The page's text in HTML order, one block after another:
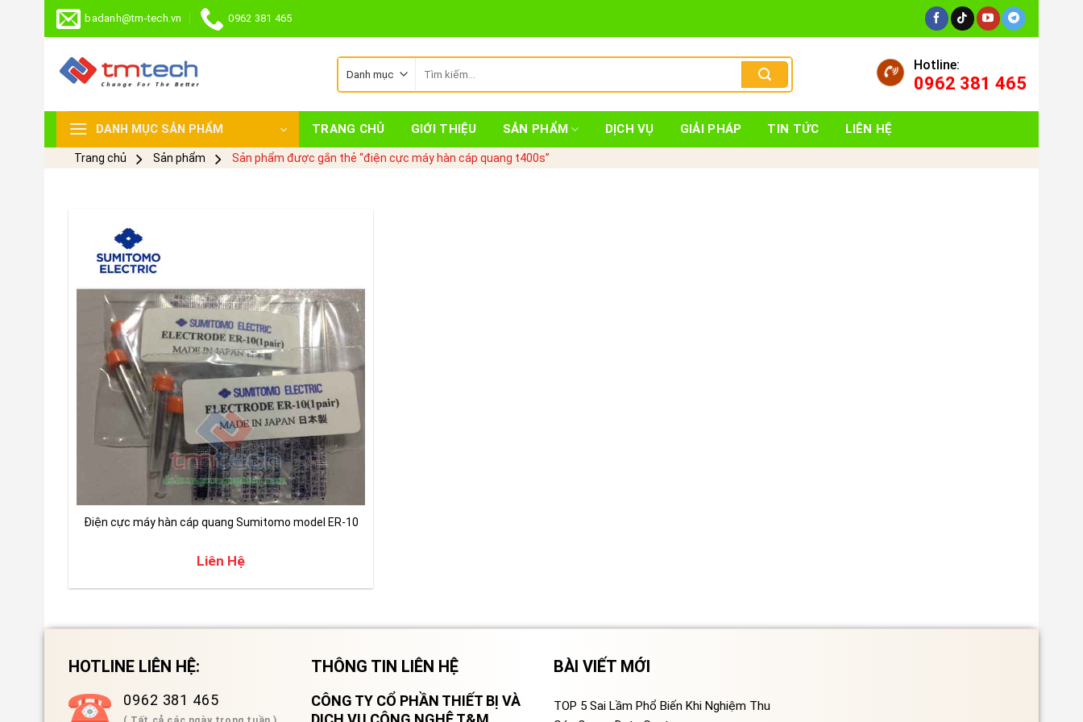
Skip
badanh@tm-tech.vn 0962 381 465
kiếm:
Hotline:
0962 381 465
DANH MỤC SẢN PHẨM TRANG CHỦ GIỚI THIỆU SẢN PHẨM DỊCH VỤ GIẢI PHÁP TIN TỨC LIÊN HỆ
Trang chủ Sản phẩm Sản phẩm được gắn thẻ “điện cực máy hàn cáp quang t400s”
Điện cực máy hàn cáp quang Sumitomo model ER-10
Liên Hệ
HOTLINE LIÊN HỆ:
0962 381 465
THÔNG TIN LIÊN HỆ
CÔNG TY CỔ PHẦN THIẾT BỊ VÀ
BÀI VIẾT MỚI
TOP 5 Sai Lầm Phổ Biến Khi Nghiệm Thu